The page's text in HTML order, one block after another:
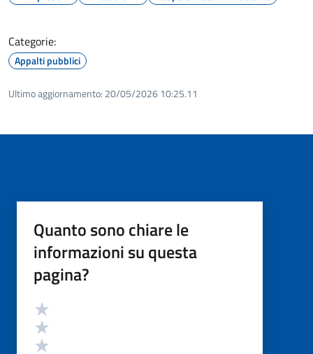
Categorie:
Appalti pubblici
Ultimo aggiornamento: 20/05/2026 10:25.11
Quanto sono chiare le
informazioni su questa
pagina?
Valutazione